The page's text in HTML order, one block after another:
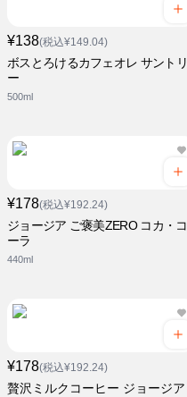
¥138(税込¥149.04)
ボスとろけるカフェオレ サントリ
ー
500ml
¥178(税込¥192.24)
ジョージア ご褒美ZERO コカ・コ
ーラ
440ml
¥178(税込¥192.24)
贅沢ミルクコーヒー ジョージア